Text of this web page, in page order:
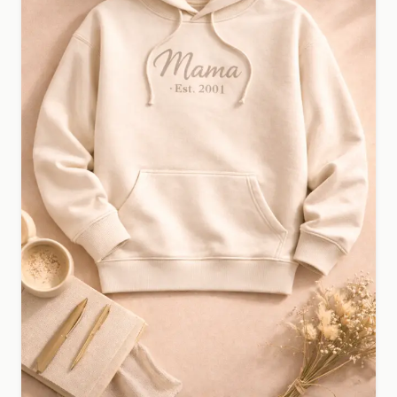
Upload je ontwerp en ontvang een professioneel en
uniek resultaat.